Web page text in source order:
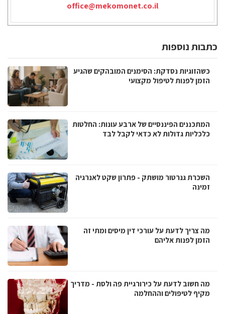
office@mekomonet.co.il
כתבות נוספות
כשהזוגיות נסדקת: הסימנים המובהקים שהגיע
הזמן לפנות לטיפול מקצועי
המתכננים הפיננסיים של ארבע עונות: החלטות
כלכליות גדולות לא כדאי לקבל לבד
השכרת גנרטור מושתק - פתרון שקט לאנרגיה
זמינה
מה צריך לדעת על עורכי דין מיסים ומתי זה
הזמן לפנות אליהם
מה חשוב לדעת על כירורגיית פה ולסת - מדריך
מקיף לטיפולים וההחלמה